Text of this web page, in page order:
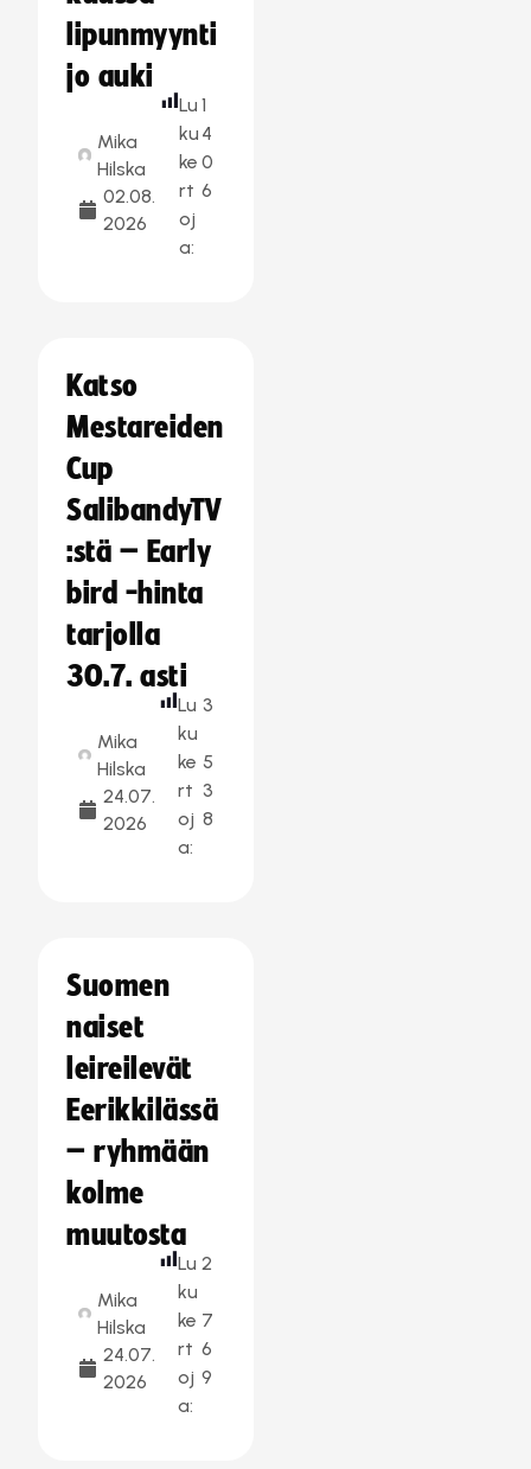
lipunmyynti
jo auki
Mika
Hilska
02.08.
2026
Lu
ku
ke
rt
oj
a:
1
4
0
6
Katso
Mestareiden
Cup
SalibandyTV
:stä – Early
bird -hinta
tarjolla
30.7. asti
Mika
Hilska
24.07.
2026
Lu
ku
ke
rt
oj
a:
3
5
3
8
Suomen
naiset
leireilevät
Eerikkilässä
– ryhmään
kolme
muutosta
Mika
Hilska
24.07.
2026
Lu
ku
ke
rt
oj
a:
2
7
6
9